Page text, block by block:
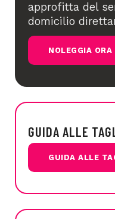
approfitta del
domicilio
NOLEGGIA ORA
GUIDA ALLE
GUIDA ALLE